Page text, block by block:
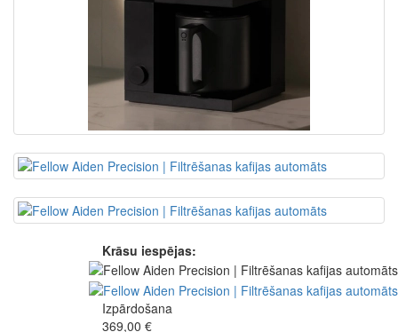
Krāsu iespējas:
Izpārdošana
369,00 €